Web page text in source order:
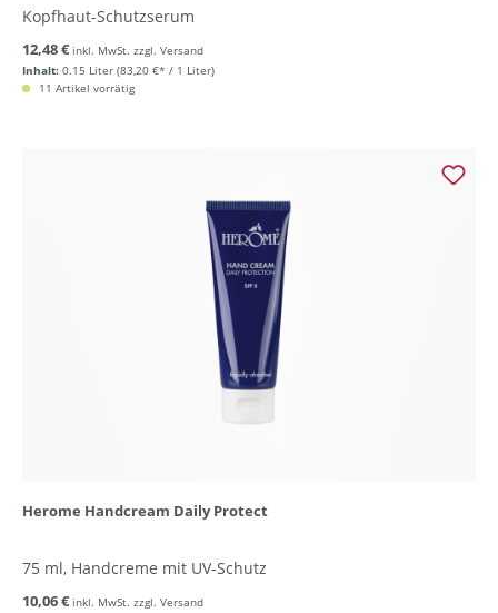
Kopfhaut-Schutzserum
Inhalt: 0.15 Liter (83,20 €* / 1 Liter)
12,48 € inkl. MwSt. zzgl. Versand
11 Artikel vorrätig
Herome Handcream Daily Protect
75 ml, Handcreme mit UV-Schutz
10,06 € inkl. MwSt. zzgl. Versand